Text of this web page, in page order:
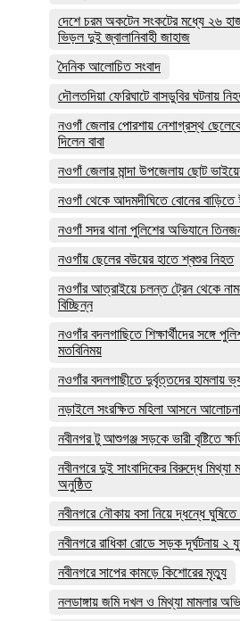
দেশে চরম অকটেন সংকটের মধ্যে ২৬
ভিড়ল দুই জ্বালানিবাহী জাহাজ
দৈনিক আলোচিত সংবাদ
দৌলতদিয়া ফেরিঘাটে বাসডুবির ঘটনায়
নওগাঁ জেলার পোরশায় নেশাগ্রস্থ
দিলেন বাবা
নওগাঁ জেলার মান্দা উপজেলায় ছোট
নওগাঁ থেকে আদমদীঘিতে বোনের
নওগাঁ সদর থানা পুলিশের অভিযানে
নওগাঁয় ছেলের বউয়ের হাতে শ্বশুর নিহত
নওগাঁর আত্রাইয়ে চলন্ত ট্রেন থেকে
বিচ্ছিন্ন
নওগাঁর বদলগাছিতে শিক্ষার্থীদের সঙ্গে
মতবিনিময়
নওগাঁর বদলগাছীতে দুর্বৃত্তদের হামলায়
নড়াইলে সংরক্ষিত মহিলা আসনে
নবীনগর টু আশুগঞ্জ সড়কে ভারী বৃষ্টিতে
নবীনগরে দুই সাংবাদিকের বিরুদ্ধে মিথ্যা
অনুষ্ঠিত
নবীনগরে নৌকায় বসা নিয়ে দ্ধন্ধে
নবীনগরে রাধিকা রোডে সড়ক দূর্ঘটনায় ২
নবীনগরে সাপের কামড়ে কিশোরের মৃত্যু
নলডাঙ্গায় জমি দখল ও মিথ্যা মামলার